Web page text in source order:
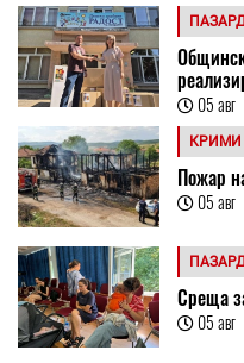
05 авг
КРИМИ
Пожар
05 авг
Среща
05 авг